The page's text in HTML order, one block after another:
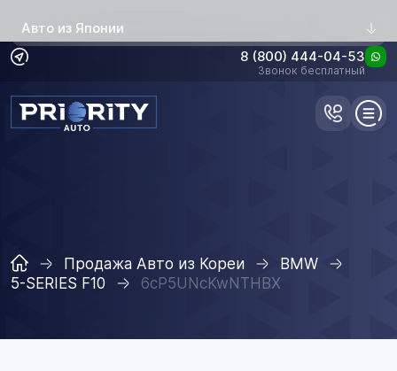
Авто из Японии
8 (800) 444-04-53
Звонок бесплатный
Продажа Авто из Кореи
BMW
5-SERIES F10
6cP5UNcKwNTHBX